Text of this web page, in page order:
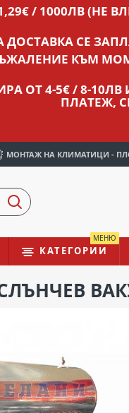
/ 1000ЛВ (НЕ
ДОСТАВКА СЕ
КЪМ
ОТ 4-5€ / 8-
ПЛАТЕЖ,
МОНТАЖ НА КЛИМАТИЦИ -
КАТЕГОРИИ
МЕНЮ